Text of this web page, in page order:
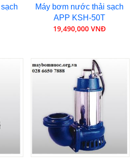
Máy bơm nước thải sạch
APP KSH-50T
19,490,000 VNĐ